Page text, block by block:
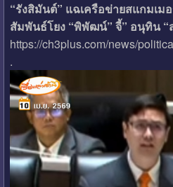
“รังสิมันต์” แฉเครือข่ายสแกมเม
สัมพันธ์โยง “พิพัฒน์” จี้” อนุทิน “
https://ch3plus.com/news/
.